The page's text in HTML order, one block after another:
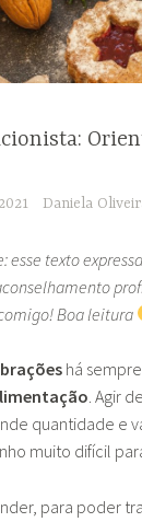
Daniela
esse texto
Boa leitura
há
. Agir
quantidade e
muito difícil
para poder